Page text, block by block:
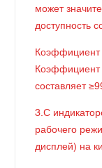
может
доступность
Коэффициент
Коэффициент
составляет
3.С
рабочего
дисплей) на